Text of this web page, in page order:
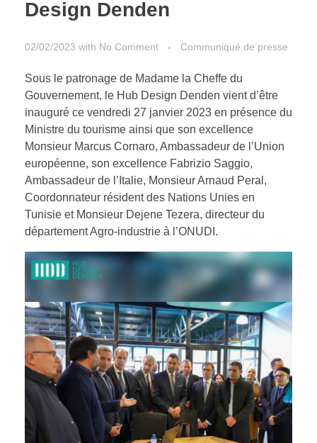
Design Denden
02/02/2023 with No Comment Communiqué de presse
Sous le patronage de Madame la Cheffe du
Gouvernement, le Hub Design Denden vient d’être
inauguré ce vendredi 27 janvier 2023 en présence du
Ministre du tourisme ainsi que son excellence
Monsieur Marcus Cornaro, Ambassadeur de l’Union
européenne, son excellence Fabrizio Saggio,
Ambassadeur de l’Italie, Monsieur Arnaud Peral,
Coordonnateur résident des Nations Unies en
Tunisie et Monsieur Dejene Tezera, directeur du
département Agro-industrie à l’ONUDI.